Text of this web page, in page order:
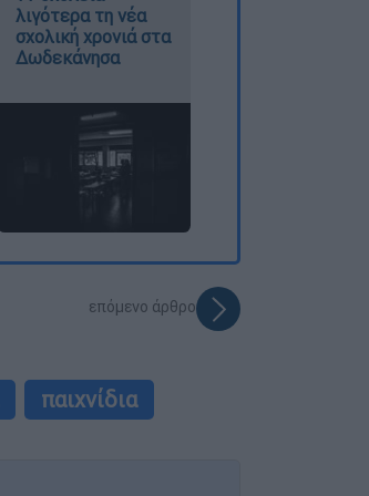
λιγότερα τη νέα
σχολική χρονιά στα
Δωδεκάνησα
επόμενο άρθρο
παιχνίδια